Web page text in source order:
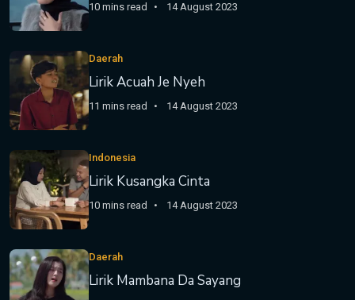
10 mins read 14 August 2023
Daerah
Lirik Acuah Je Nyeh
11 mins read 14 August 2023
Indonesia
Lirik Kusangka Cinta
10 mins read 14 August 2023
Daerah
Lirik Mambana Da Sayang